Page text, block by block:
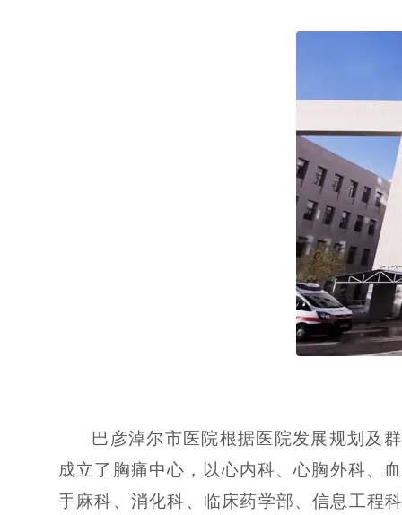
巴彦淖尔市医院根据医院发展规划及
成立了胸痛中心，以心内科、心胸外科、
手麻科、消化科、临床药学部、信息工程